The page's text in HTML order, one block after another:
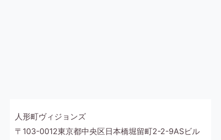
人形町ヴィジョンズ
〒103-0012東京都中央区日本橋堀留町2-2-9ASビル